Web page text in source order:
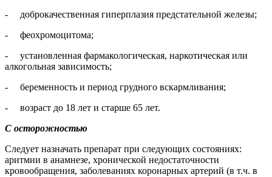
- доброкачественная гиперплазия предстательной железы;
- феохромоцитома;
- установленная фармакологическая, наркотическая или
алкогольная зависимость;
- беременность и период грудного вскармливания;
- возраст до 18 лет и старше 65 лет.
С осторожностью
Следует назначать препарат при следующих состояниях:
аритмии в анамнезе, хронической недостаточности
кровообращения, заболеваниях коронарных артерий (в т.ч. в